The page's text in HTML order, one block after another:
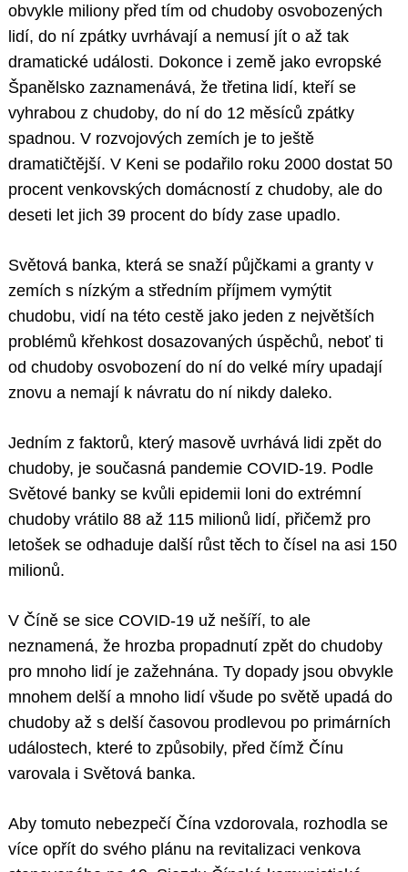
obvykle miliony před tím od chudoby osvobozených
lidí, do ní zpátky uvrhávají a nemusí jít o až tak
dramatické události. Dokonce i země jako evropské
Španělsko zaznamenává, že třetina lidí, kteří se
vyhrabou z chudoby, do ní do 12 měsíců zpátky
spadnou. V rozvojových zemích je to ještě
dramatičtější. V Keni se podařilo roku 2000 dostat 50
procent venkovských domácností z chudoby, ale do
deseti let jich 39 procent do bídy zase upadlo.
Světová banka, která se snaží půjčkami a granty v
zemích s nízkým a středním příjmem vymýtit
chudobu, vidí na této cestě jako jeden z největších
problémů křehkost dosazovaných úspěchů, neboť ti
od chudoby osvobození do ní do velké míry upadají
znovu a nemají k návratu do ní nikdy daleko.
Jedním z faktorů, který masově uvrhává lidi zpět do
chudoby, je současná pandemie COVID-19. Podle
Světové banky se kvůli epidemii loni do extrémní
chudoby vrátilo 88 až 115 milionů lidí, přičemž pro
letošek se odhaduje další růst těch to čísel na asi 150
milionů.
V Číně se sice COVID-19 už nešíří, to ale
neznamená, že hrozba propadnutí zpět do chudoby
pro mnoho lidí je zažehnána. Ty dopady jsou obvykle
mnohem delší a mnoho lidí všude po světě upadá do
chudoby až s delší časovou prodlevou po primárních
událostech, které to způsobily, před čímž Čínu
varovala i Světová banka.
Aby tomuto nebezpečí Čína vzdorovala, rozhodla se
více opřít do svého plánu na revitalizaci venkova